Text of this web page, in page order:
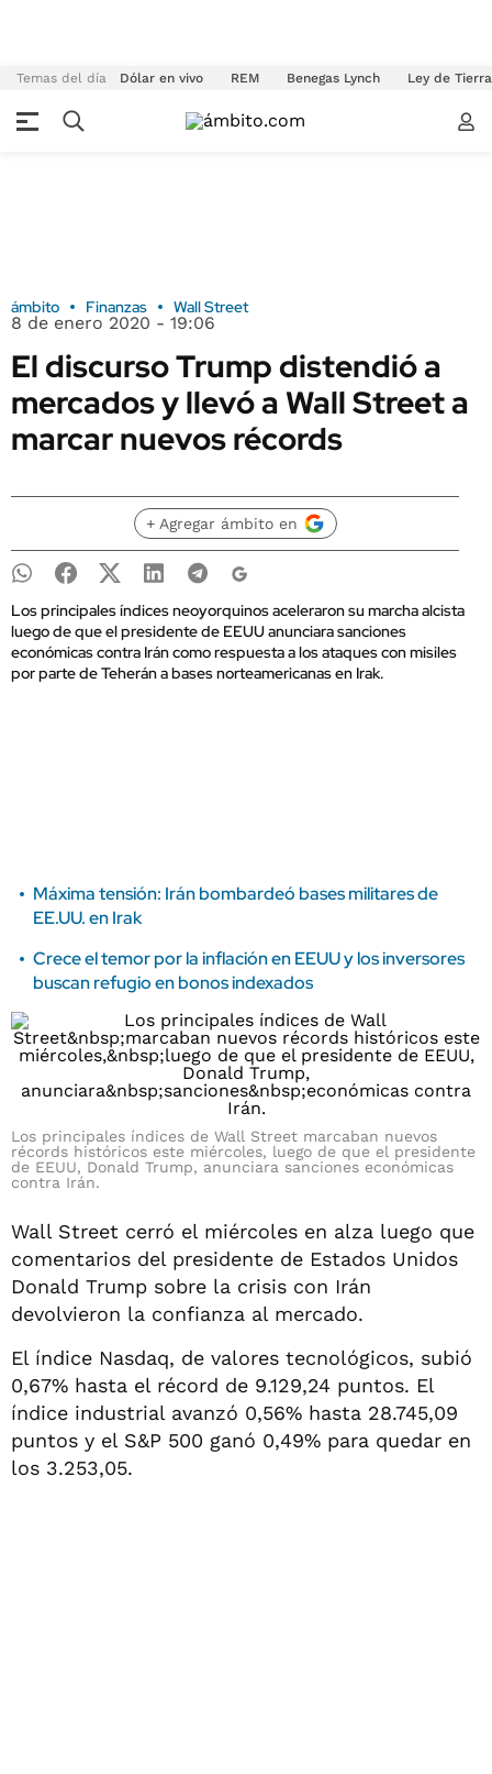
Temas del día Dólar en vivo REM Benegas Lynch Ley de
ámbito Finanzas Wall Street
8 de enero 2020 - 19:06
El discurso Trump distendió a
mercados y llevó a Wall Street a
marcar nuevos récords
+ Agregar ámbito en
Los principales índices neoyorquinos aceleraron su marcha alcista
luego de que el presidente de EEUU anunciara sanciones
económicas contra Irán como respuesta a los ataques con misiles
por parte de Teherán a bases norteamericanas en Irak.
Máxima tensión: Irán bombardeó bases militares de
EE.UU. en Irak
Crece el temor por la inflación en EEUU y los inversores
buscan refugio en bonos indexados
Los principales índices de Wall Street marcaban nuevos
récords históricos este miércoles, luego de que el presidente
de EEUU, Donald Trump, anunciara sanciones económicas
contra Irán.
Wall Street cerró el miércoles en alza luego que
comentarios del presidente de Estados Unidos
Donald Trump sobre la crisis con Irán
devolvieron la confianza al mercado.
El índice Nasdaq, de valores tecnológicos, subió
0,67% hasta el récord de 9.129,24 puntos. El
índice industrial avanzó 0,56% hasta 28.745,09
puntos y el S&P 500 ganó 0,49% para quedar en
los 3.253,05.